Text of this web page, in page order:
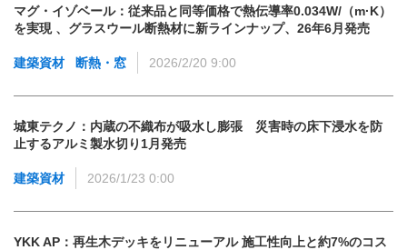
マグ・イゾベール：従来品と同等価格で熱伝導率0.034W/（m·K）
を実現 、グラスウール断熱材に新ラインナップ、26年6月発売
建築資材 断熱・窓 2026/2/20 9:00
城東テクノ：内蔵の不織布が吸水し膨張 災害時の床下浸水を防
止するアルミ製水切り1月発売
建築資材 2026/1/23 0:00
YKK AP：再生木デッキをリニューアル 施工性向上と約7%のコス